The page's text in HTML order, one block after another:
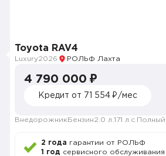
Toyota RAV4
Luxury2026 РОЛЬФ Лахта
4 790 000 ₽
Кредит от 71 554 ₽/мес
Внедорожник Бензин2.0 л. 171 л.с. Полный
2 года гарантии от РОЛЬФ
1 год сервисного обслуживания